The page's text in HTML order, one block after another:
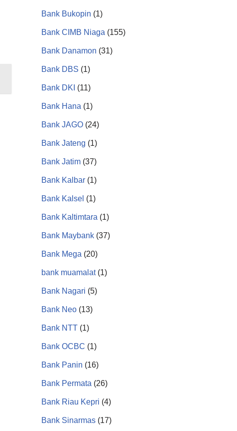
Bank Bukopin (1)
Bank CIMB Niaga (155)
Bank Danamon (31)
Bank DBS (1)
Bank DKI (11)
Bank Hana (1)
Bank JAGO (24)
Bank Jateng (1)
Bank Jatim (37)
Bank Kalbar (1)
Bank Kalsel (1)
Bank Kaltimtara (1)
Bank Maybank (37)
Bank Mega (20)
bank muamalat(1)
Bank Nagari (5)
Bank Neo (13)
Bank NTT (1)
Bank OCBC (1)
Bank Panin (16)
Bank Permata (26)
Bank Riau Kepri (4)
Bank Sinarmas (17)